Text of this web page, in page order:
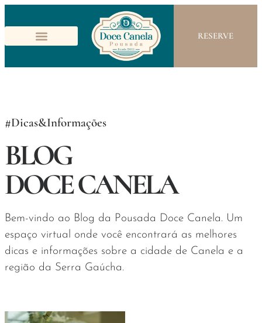
RESERVE
#Dicas&Informações
BLOG
DOCE CANELA
Bem-vindo ao Blog da Pousada Doce Canela. Um
espaço virtual onde você encontrará as melhores
dicas e informações sobre a cidade de Canela e a
região da Serra Gaúcha.